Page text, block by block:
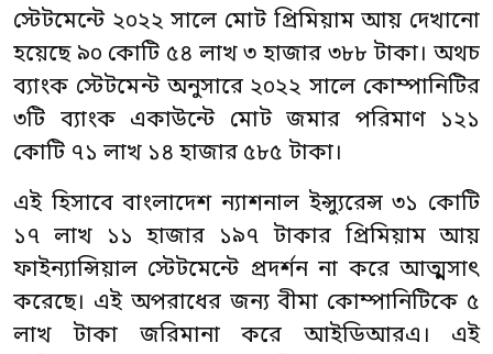
স্টেটমেন্টে ২০২২ সালে মোট প্রিমিয়াম আয় দেখানো
হয়েছে ৯০ কোটি ৫৪ লাখ ৩ হাজার ৩৮৮ টাকা। অথচ
ব্যাংক স্টেটমেন্ট অনুসারে ২০২২ সালে কোম্পানিটির
৩টি ব্যাংক একাউন্টে মোট জমার পরিমাণ ১২১
কোটি ৭১ লাখ ১৪ হাজার ৫৮৫ টাকা।
এই হিসাবে বাংলাদেশ ন্যাশনাল ইন্স্যুরেন্স ৩১ কোটি
১৭ লাখ ১১ হাজার ১৯৭ টাকার প্রিমিয়াম আয়
ফাইন্যান্সিয়াল স্টেটমেন্টে প্রদর্শন না করে আত্মসাৎ
করেছে। এই অপরাধের জন্য বীমা কোম্পানিটিকে ৫
লাখ টাকা জরিমানা করে আইডিআরএ। এই